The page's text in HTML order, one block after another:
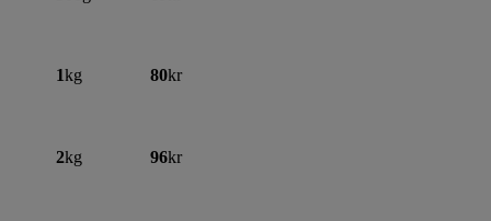
1kg 80kr
2kg 96kr